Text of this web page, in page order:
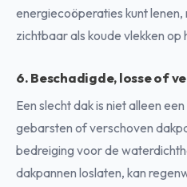
energiecoöperaties kunt lenen,
zichtbaar als koude vlekken
6. Beschadigde, losse of
Een slecht dak is niet alleen
gebarsten of verschoven
bedreiging voor de
dakpannen loslaten, kan